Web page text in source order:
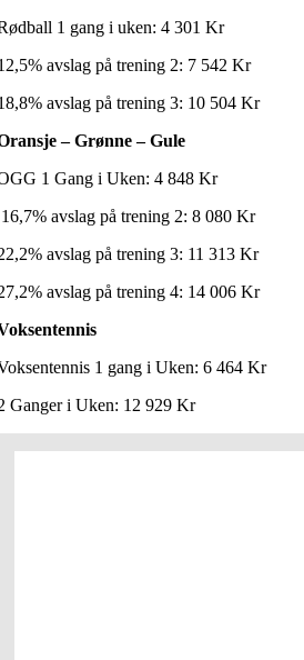
1 gang i uken: 4 301 Kr
avslag på trening 2: 7 542 Kr
avslag på trening 3: 10 504 Kr
– Grønne – Gule
1 Gang i Uken: 4 848 Kr
16,7% avslag på trening 2: 8 080 Kr
avslag på trening 3: 11 313 Kr
avslag på trening 4: 14 006 Kr
1 gang i Uken: 6 464 Kr
Ganger i Uken: 12 929 Kr